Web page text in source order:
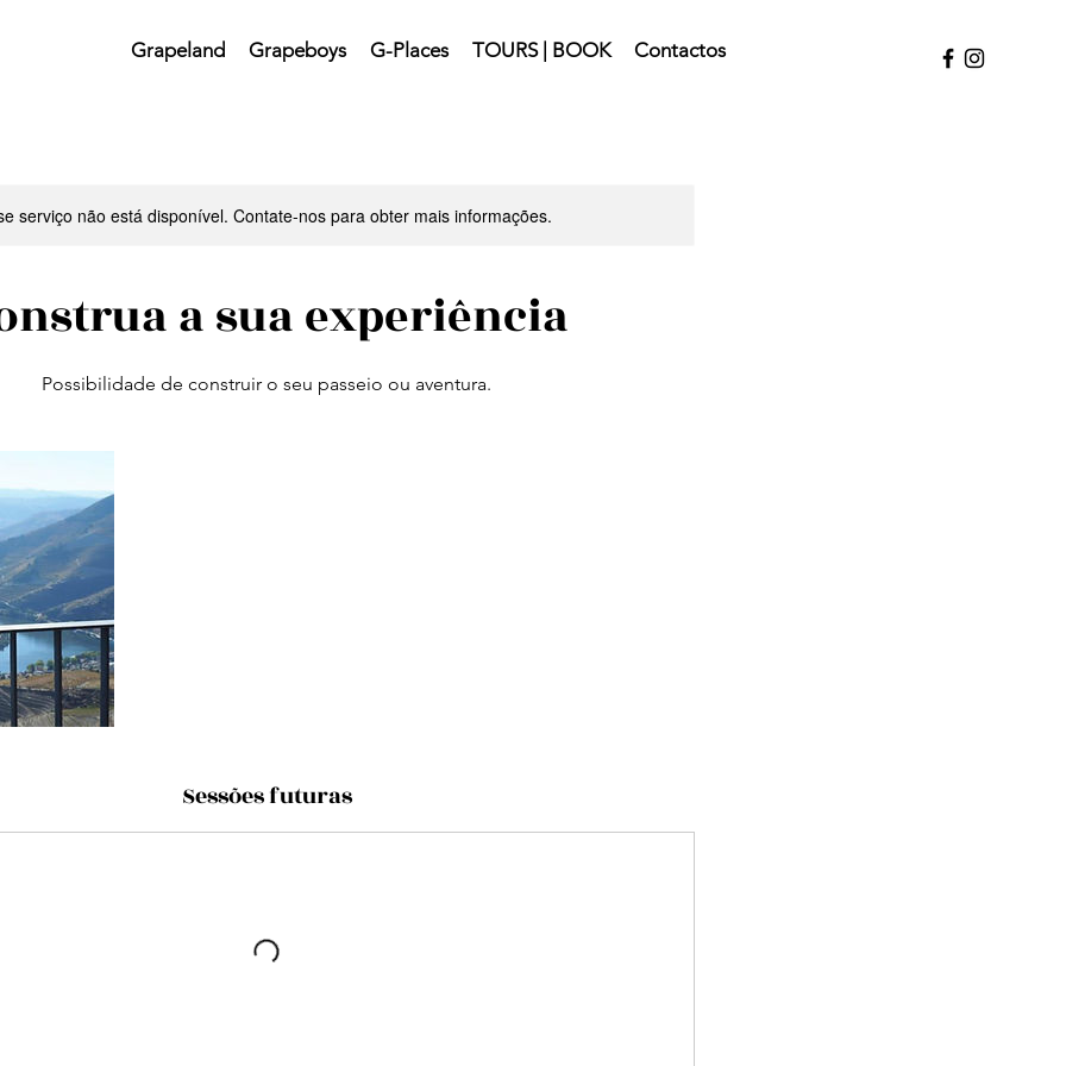
Grapeland Grapeboys G-Places TOURS | BOOK Contactos
serviço não está disponível. Contate-nos para obter mais informações.
a sua experiência
Possibilidade de construir o seu passeio ou aventura.
Sessões futuras